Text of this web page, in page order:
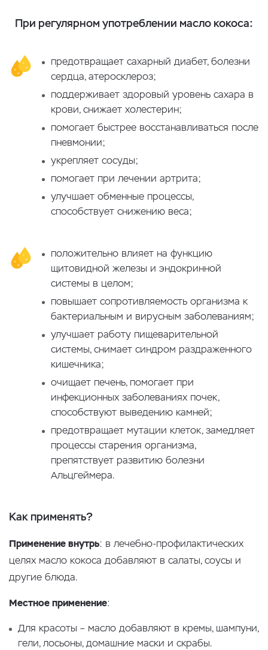
При регулярном употреблении масло кокоса:
предотвращает сахарный диабет, болезни
сердца, атеросклероз;
поддерживает здоровый уровень сахара в
крови, снижает холестерин;
помогает быстрее восстанавливаться после
пневмонии;
укрепляет сосуды;
помогает при лечении артрита;
улучшает обменные процессы,
способствует снижению веса;
положительно влияет на функцию
щитовидной железы и эндокринной
системы в целом;
повышает сопротивляемость организма к
бактериальным и вирусным заболеваниям;
улучшает работу пищеварительной
системы, снимает синдром раздраженного
кишечника;
очищает печень, помогает при
инфекционных заболеваниях почек,
способствуют выведению камней;
предотвращает мутации клеток, замедляет
процессы старения организма,
препятствует развитию болезни
Альцгеймера.
Как применять?
Применение внутрь: в лечебно-профилактических
целях масло кокоса добавляют в салаты, соусы и
другие блюда.
Местное применение:
Для красоты – масло добавляют в кремы, шампуни,
гели, лосьоны, домашние маски и скрабы.